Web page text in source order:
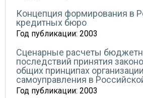
Концепция формирования в
кредитных бюро
Год публикации: 2003
Сценарные расчеты
последствий принятия
общих принципах
самоуправления в
Год публикации: 2003